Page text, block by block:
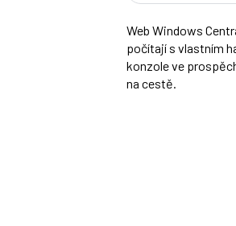
Web Windows
počítají s vlastním
konzole ve
na cestě.